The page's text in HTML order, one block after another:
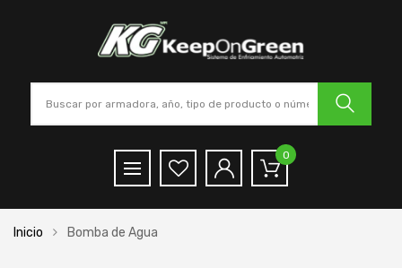
0
Inicio Bomba de Agua